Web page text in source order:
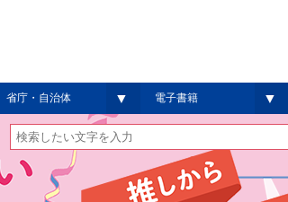
省庁・自治体 ▼ 電子書籍 ▼